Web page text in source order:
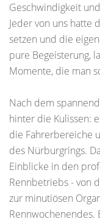
Geschwindigkeit
Jeder von uns hatte
setzen und die
pure Begeisterung,
Momente, die man
Nach dem
hinter die Kulissen:
die Fahrerbereiche
des Nürburgrings.
Einblicke in den
Rennbetriebs - von
zur minutiösen
Rennwochenendes.